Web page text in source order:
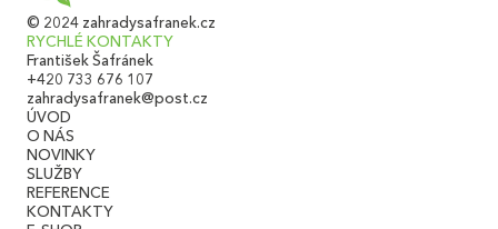
© 2024 zahradysafranek.cz
RYCHLÉ KONTAKTY
František Šafránek
+420 733 676 107
zahradysafranek@post.cz
ÚVOD
O NÁS
NOVINKY
SLUŽBY
REFERENCE
KONTAKTY